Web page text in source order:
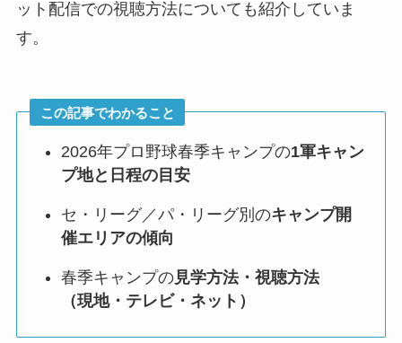
ット配信での視聴方法についても紹介していま
す。
この記事でわかること
2026年プロ野球春季キャンプの1軍キャン
プ地と日程の目安
セ・リーグ／パ・リーグ別のキャンプ開
催エリアの傾向
春季キャンプの見学方法・視聴方法
（現地・テレビ・ネット）